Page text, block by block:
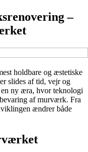
–
holdbare og æstetiske
slides af tid, vejr og
ny æra, hvor teknologi
af murværk. Fra
ændrer både